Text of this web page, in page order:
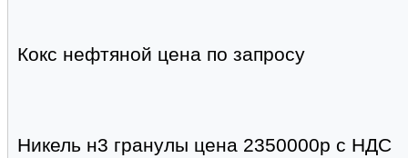
Кокс нефтяной цена по запросу
Никель н3 гранулы цена 2350000р с НДС